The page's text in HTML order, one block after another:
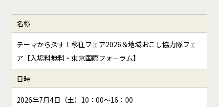
名称
テーマから探す！移住フェア2026＆地域おこし協力隊フェ
ア【入場料無料・東京国際フォーラム】
日時
2026年7月4日（土）10：00～16：00